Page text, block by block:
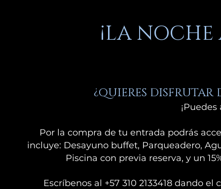
¡LA
¿QUIERES
Por la compra de tu entrada podrás
incluye: Desayuno buffet, Parqueadero,
Piscina con previa reserva, y un
Escríbenos al +57 310 2133418 dando